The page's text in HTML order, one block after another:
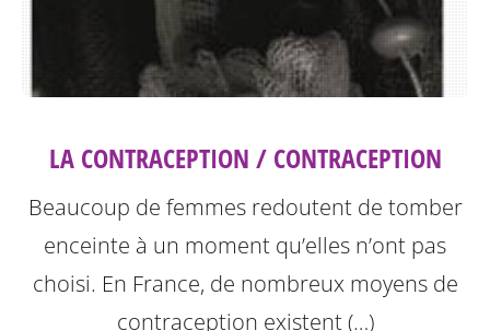
LA CONTRACEPTION / CONTRACEPTION
Beaucoup de femmes redoutent de tomber
enceinte à un moment qu’elles n’ont pas
choisi. En France, de nombreux moyens de
contraception existent (…)